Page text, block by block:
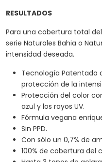
RESULTADOS
Para una cobertura total
serie Naturales Bahia o
intensidad deseada.
Tecnología Patentada
protección de la
Protección del color
azul y los rayos UV.
Fórmula vegana
Sin PPD.
Con sólo un 0,7% de
100% de cobertura del